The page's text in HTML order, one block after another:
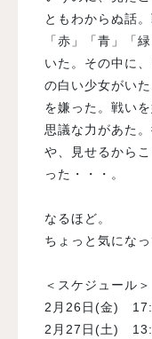
ともわからぬ話
「赤」「青」「
いた。その中に
の白い少女がい
を嫌った。戦い
思議な力があた
や、見せるから
った・・・。
なるほど。
ちょっと気にな
＜スケジュール＞
2月26日(金)
2月27日(土)